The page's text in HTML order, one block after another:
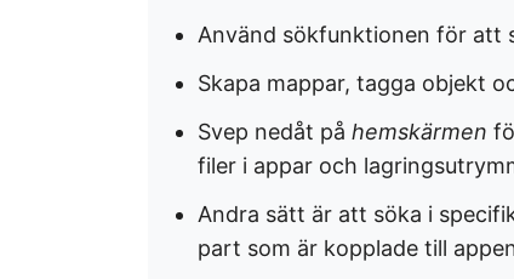
Använd sökfunktionen för att
Skapa mappar, tagga objekt
Svep nedåt på hemskärmen
filer i appar och
Andra sätt är att söka i
part som är kopplade till